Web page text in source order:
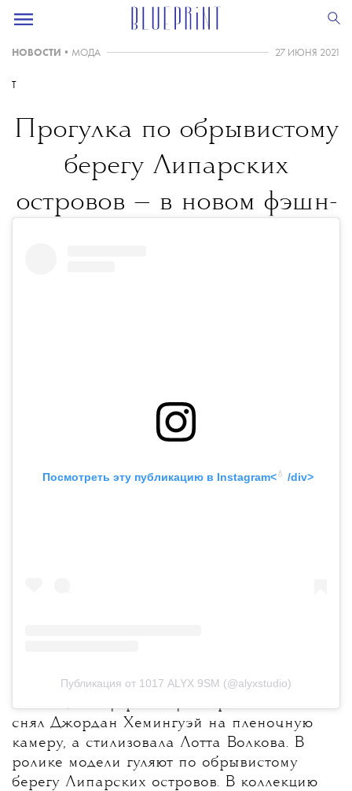
НОВОСТИ • МОДА 27 ИЮНЯ 2021
T
Прогулка по обрывистому
берегу Липарских
островов — в новом фэшн-
Посмотреть эту публикацию в Instagram<💧 /div>
Публикация от 1017 ALYX 9SM (@alyxstudio)
1017 ALYX 9SM представили новую
коллекцию в формате фэшн-ролика. Его
снял Джордан Хемингуэй на пленочную
камеру, а стилизовала Лотта Волкова. В
ролике модели гуляют по обрывистому
берегу Липарских островов. В коллекцию